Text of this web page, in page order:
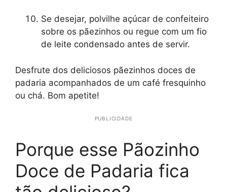
Se desejar, polvilhe açúcar de confeiteiro
sobre os pãezinhos ou regue com um fio
de leite condensado antes de servir.
Desfrute dos deliciosos pãezinhos doces de
padaria acompanhados de um café fresquinho
ou chá. Bom apetite!
PUBLICIDADE
Porque esse Pãozinho
Doce de Padaria fica